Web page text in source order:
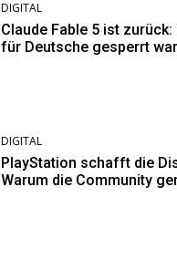
DIGITAL
Claude Fable 5 ist zurück:
für Deutsche gesperrt war
DIGITAL
PlayStation schafft die
Warum die Community